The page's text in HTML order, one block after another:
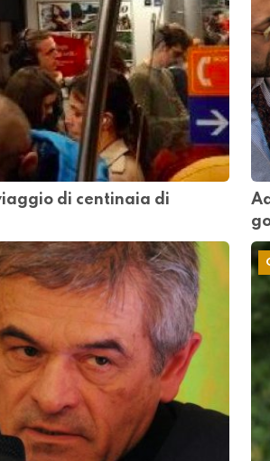
di centinaia di